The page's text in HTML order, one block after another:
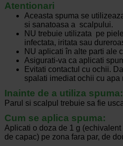
Atentionari
Aceasta spuma se
si sanatoasa a scalpului.
NU trebuie utilizata pe
infectata, iritata sau
NU aplicati în alte parti ale
Asigurati-va ca aplicati
Evitati contactul cu ochii.
spalati imediat ochii cu apa
Inainte de a utiliza spuma:
Parul si scalpul trebuie sa fie
Cum se aplica spuma:
Aplicati o doza de 1 g
de capac) pe zona fara par, de